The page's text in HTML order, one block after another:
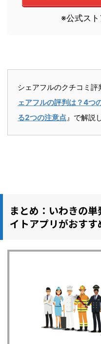
※公式ス
シェアフルのクチコミ
ェアフルの評判は？4つ
る2つの注意点』で解説
まとめ：いわきの
イトアプリがおすす